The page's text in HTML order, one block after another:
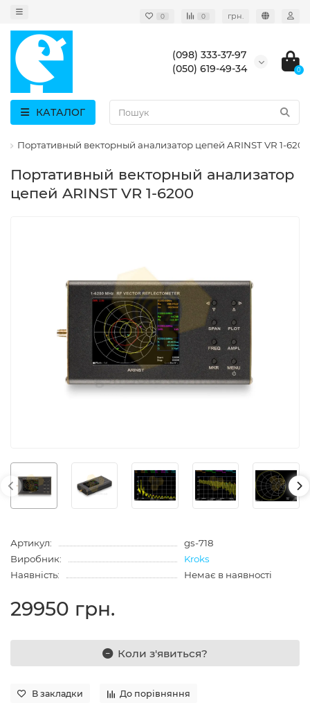
0 0 грн.
(098) 333-37-97
(050) 619-49-34
0
КАТАЛОГ
Портативный векторный анализатор цепей ARINST VR 1-6200
Портативный векторный анализатор
цепей ARINST VR 1-6200
Артикул:
gs-718
Виробник:
Kroks
Наявність:
Немає в наявності
29950 грн.
Коли з'явиться?
В закладки До порівняння